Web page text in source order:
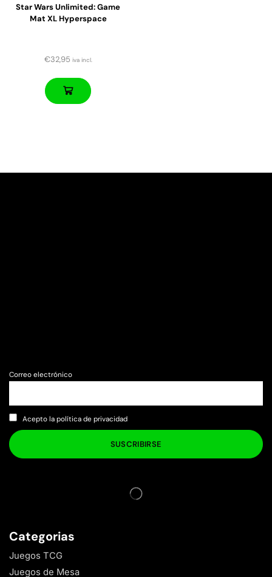
Star Wars Unlimited: Game
Mat XL Hyperspace
€32,95 iva incl.
Correo electrónico
Acepto la política de privacidad
Categorias
Juegos TCG
Juegos de Mesa